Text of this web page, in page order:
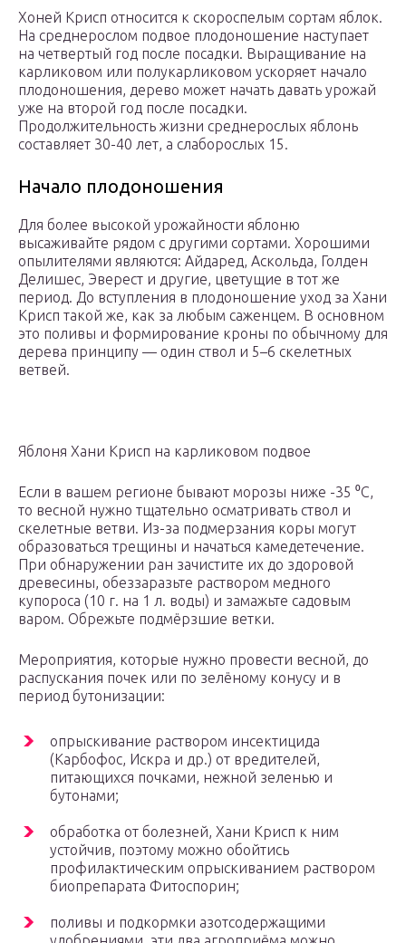
Хоней Крисп относится к скороспелым сортам яблок.
На среднерослом подвое плодоношение наступает
на четвертый год после посадки. Выращивание на
карликовом или полукарликовом ускоряет начало
плодоношения, дерево может начать давать урожай
уже на второй год после посадки.
Продолжительность жизни среднерослых яблонь
составляет 30-40 лет, а слаборослых 15.
Начало плодоношения
Для более высокой урожайности яблоню
высаживайте рядом с другими сортами. Хорошими
опылителями являются: Айдаред, Аскольда, Голден
Делишес, Эверест и другие, цветущие в тот же
период. До вступления в плодоношение уход за Хани
Крисп такой же, как за любым саженцем. В основном
это поливы и формирование кроны по обычному для
дерева принципу — один ствол и 5–6 скелетных
ветвей.
Яблоня Хани Крисп на карликовом подвое
Если в вашем регионе бывают морозы ниже -35 ⁰C,
то весной нужно тщательно осматривать ствол и
скелетные ветви. Из-за подмерзания коры могут
образоваться трещины и начаться камедетечение.
При обнаружении ран зачистите их до здоровой
древесины, обеззаразьте раствором медного
купороса (10 г. на 1 л. воды) и замажьте садовым
варом. Обрежьте подмёрзшие ветки.
Мероприятия, которые нужно провести весной, до
распускания почек или по зелёному конусу и в
период бутонизации:
опрыскивание раствором инсектицида
(Карбофос, Искра и др.) от вредителей,
питающихся почками, нежной зеленью и
бутонами;
обработка от болезней, Хани Крисп к ним
устойчив, поэтому можно обойтись
профилактическим опрыскиванием раствором
биопрепарата Фитоспорин;
поливы и подкормки азотсодержащими